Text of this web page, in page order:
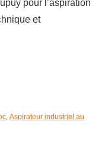
pour l’aspiration
et
, Aspirateur industriel au